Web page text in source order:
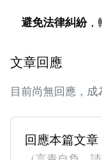
避免法律糾紛，
文章回應
目前尚無回應，成
回應本篇文章